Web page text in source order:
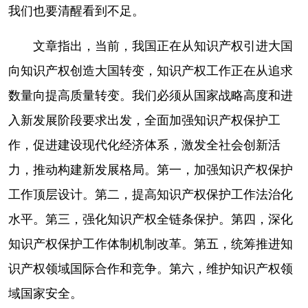
我们也要清醒看到不足。
文章指出，当前，我国正在从知识产权引进大国
向知识产权创造大国转变，知识产权工作正在从追求
数量向提高质量转变。我们必须从国家战略高度和进
入新发展阶段要求出发，全面加强知识产权保护工
作，促进建设现代化经济体系，激发全社会创新活
力，推动构建新发展格局。第一，加强知识产权保护
工作顶层设计。第二，提高知识产权保护工作法治化
水平。第三，强化知识产权全链条保护。第四，深化
知识产权保护工作体制机制改革。第五，统筹推进知
识产权领域国际合作和竞争。第六，维护知识产权领
域国家安全。